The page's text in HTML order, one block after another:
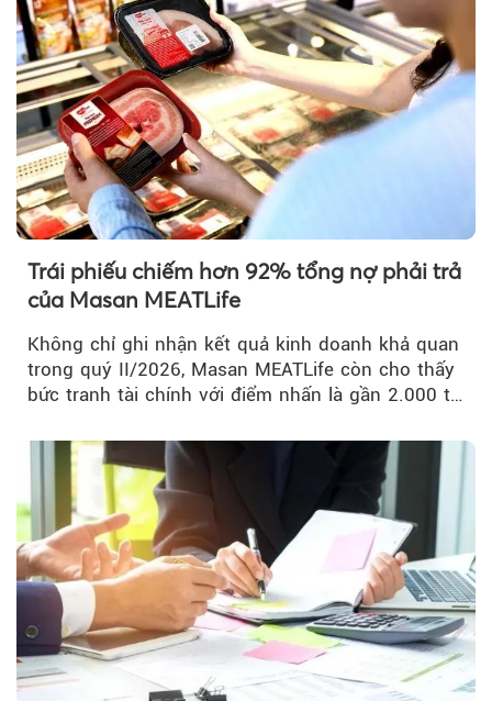
Trái phiếu chiếm hơn 92% tổng nợ phải trả
của Masan MEATLife
Không chỉ ghi nhận kết quả kinh doanh khả quan
trong quý II/2026, Masan MEATLife còn cho thấy
bức tranh tài chính với điểm nhấn là gần 2.000 tỷ